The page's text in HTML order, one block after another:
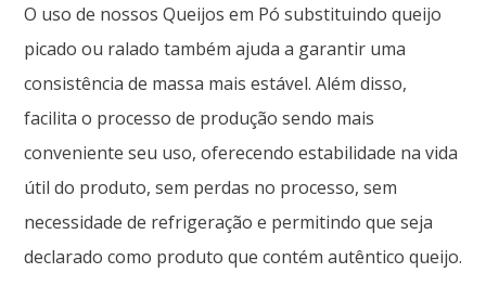
O uso de nossos Queijos em Pó substituindo queijo
picado ou ralado também ajuda a garantir uma
consistência de massa mais estável. Além disso,
facilita o processo de produção sendo mais
conveniente seu uso, oferecendo estabilidade na vida
útil do produto, sem perdas no processo, sem
necessidade de refrigeração e permitindo que seja
declarado como produto que contém autêntico queijo.